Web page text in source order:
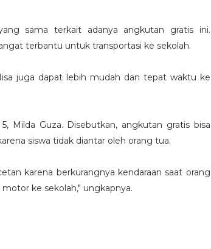
sama terkait adanya angkutan gratis ini.
terbantu untuk transportasi ke sekolah.
juga dapat lebih mudah dan tepat waktu ke
Milda Guza. Disebutkan, angkutan gratis bisa
siswa tidak diantar oleh orang tua.
karena berkurangnya kendaraan saat orang
ke sekolah," ungkapnya.